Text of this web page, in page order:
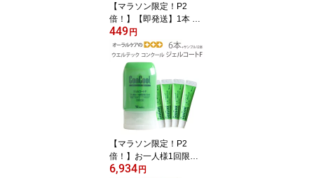
【マラソン限定！P2
倍！】【即発送】1本 兼
一薬品 消毒用エタノール
MIX 500ml【医薬部外
品】【カビ・食中毒予防
のための】【感染対策】
【メール便不可】
449 円
【マラソン限定！P2
倍！】お一人様1回限り1
セットまで！ウエルテッ
6,934 円